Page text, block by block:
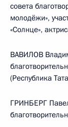
совета
молодёжи»,
«Солнце»,
ВАВИЛОВ
(Республика
ГРИНБЕРГ